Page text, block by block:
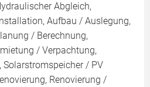
Abgleich,
Aufbau / Auslegung,
/ Berechnung,
/ Verpachtung,
/ PV
Renovierung /